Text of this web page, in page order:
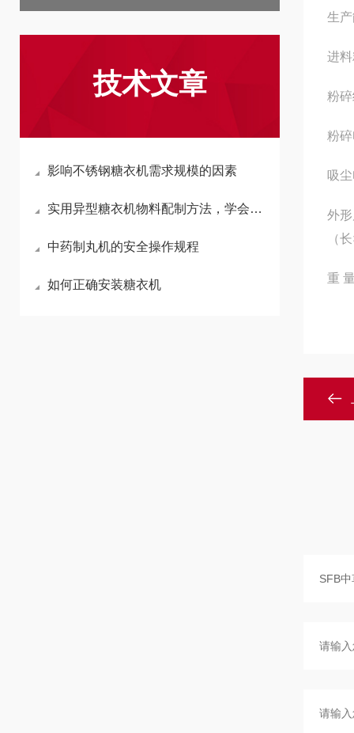
技术文章
影响不锈钢糖衣机需求规模的因素
实用异型糖衣机物料配制方法，学会就是赚到
中药制丸机的安全操作规程
如何正确安装糖衣机
生
进
粉
粉
吸
外
（
重